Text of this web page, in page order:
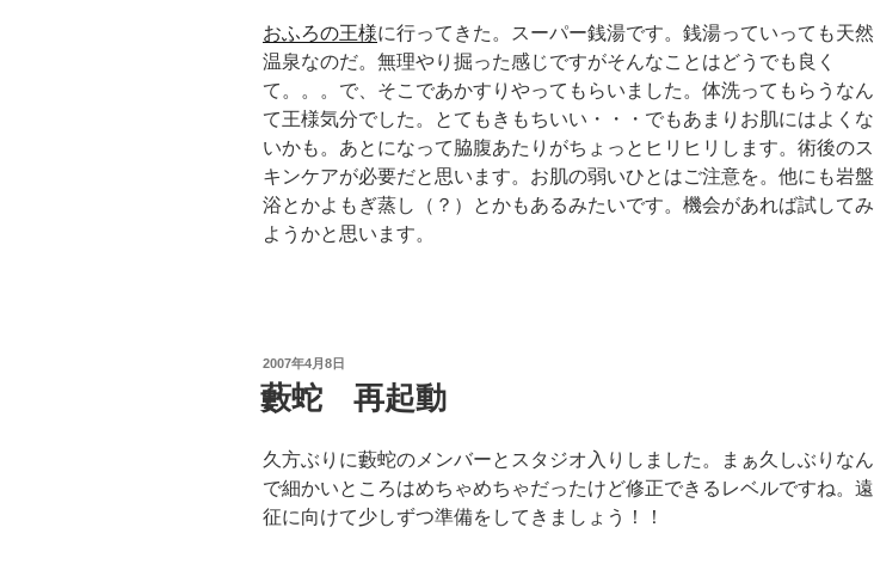
おふろの王様に行ってきた。スーパー銭湯です。銭湯っていっても天然
温泉なのだ。無理やり掘った感じですがそんなことはどうでも良く
て。。。で、そこであかすりやってもらいました。体洗ってもらうなん
て王様気分でした。とてもきもちいい・・・でもあまりお肌にはよくな
いかも。あとになって脇腹あたりがちょっとヒリヒリします。術後のス
キンケアが必要だと思います。お肌の弱いひとはご注意を。他にも岩盤
浴とかよもぎ蒸し（？）とかもあるみたいです。機会があれば試してみ
ようかと思います。
投
稿
日:
2007年4月8日
藪蛇 再起動
久方ぶりに藪蛇のメンバーとスタジオ入りしました。まぁ久しぶりなん
で細かいところはめちゃめちゃだったけど修正できるレベルですね。遠
征に向けて少しずつ準備をしてきましょう！！